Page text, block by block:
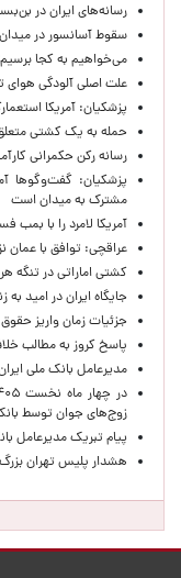
رسانه‌های ایران در
سقوط آسانسور در میدان آرژانتین/ ۹
می‌خواهیم به کجا
علت اصلی آلودگی هوای
پزشکیان: آمریکا
حمله به یک کشتی
رسانه رکن حکمرانی
پزشکیان: گفت‌وگوها
مشترک به میدان است
آمریکا لامرد را با بمب
عراقچی: توافق با
کشتی اماراتی در تنگه
جایگاه ایران در امید
جزئیات زمان واریز
پاسخ کروز به مطالب
مدیرعامل بانک ملی
زوج‌های جوان توسط
پیام تبریک مدیرعامل
هشدار پلیس تهران